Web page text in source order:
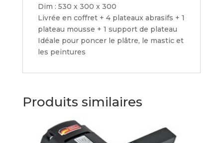
Dim : 530 x 300 x 300
Livrée en coffret + 4 plateaux abrasifs + 1
plateau mousse + 1 support de plateau
Idéale pour poncer le plâtre, le mastic et
les peintures
Produits similaires